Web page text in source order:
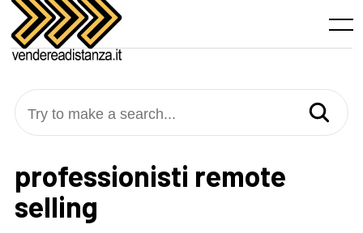
Skip
content
Menu
Try to make a search...
professionisti remote
selling